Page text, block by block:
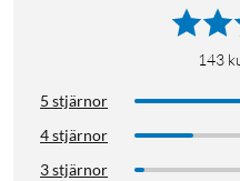
143
5 stjärnor
4 stjärnor
3 stjärnor